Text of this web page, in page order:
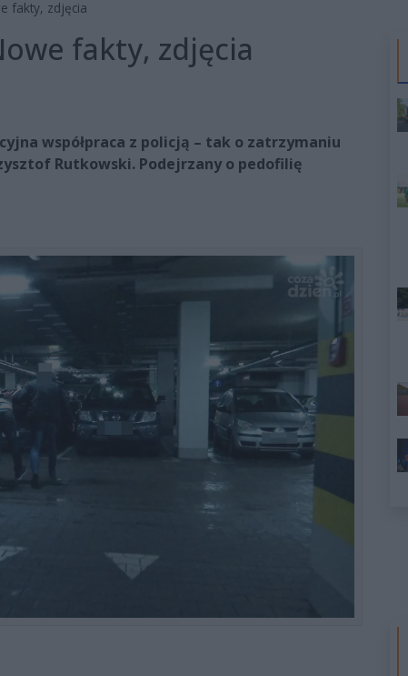
fakty, zdjęcia
fakty, zdjęcia
współpraca z policją – tak o zatrzymaniu
Rutkowski. Podejrzany o pedofilię